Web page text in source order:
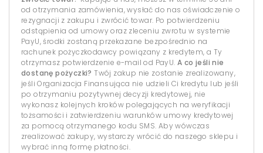
od otrzymania zamówienia, wysłać do nas oświadczenie o
rezygnacji z zakupu i zwrócić towar. Po potwierdzeniu
odstąpienia od umowy oraz zleceniu zwrotu w systemie
PayU, środki zostaną przekazane bezpośrednio na
rachunek pożyczkodawcy powiązany z kredytem, a Ty
otrzymasz potwierdzenie e-mail od PayU. A co jeśli nie
dostanę pożyczki? Twój zakup nie zostanie zrealizowany,
jeśli Organizacja Finansująca nie udzieli Ci kredytu lub jeśli
po otrzymaniu pozytywnej decyzji kredytowej, nie
wykonasz kolejnych kroków polegających na weryfikacji
tożsamości i zatwierdzeniu warunków umowy kredytowej
za pomocą otrzymanego kodu SMS. Aby wówczas
zrealizować zakupy, wystarczy wrócić do naszego sklepu i
wybrać inną formę płatności.